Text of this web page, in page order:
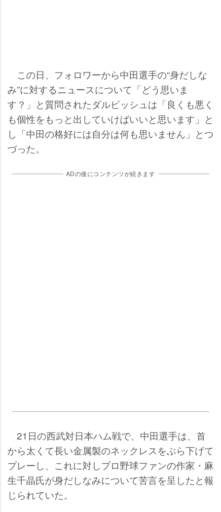
この日、フォロワーから中田選手の“身だしな
み”に対するニュースについて「どう思いま
す？」と質問されたダルビッシュは「良くも悪く
も個性をもっと出していけばいいと思います」と
し「中田の格好には自分は何も思いません」とつ
づった。
ADの後にコンテンツが続きます
21日の西武対日本ハム戦で、中田選手は、首
から太くて長い金属製のネックレスをぶら下げて
プレーし、これに対しプロ野球ファンの作家・麻
生千晶氏が身だしなみについて苦言を呈したと報
じられていた。